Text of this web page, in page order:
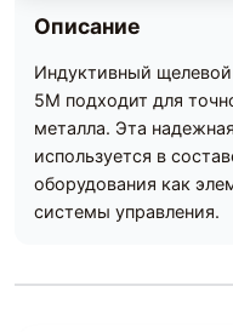
Описание
Индуктивный
5M подходит для
металла. Эта
используется в
оборудования как
системы управления.